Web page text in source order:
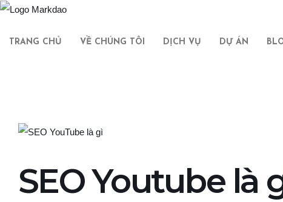
TRANG CHỦ VỀ CHÚNG TÔI DỊCH VỤ DỰ ÁN
SEO Youtube là